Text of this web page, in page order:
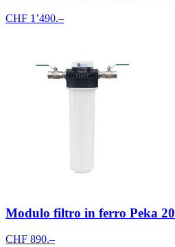
CHF 1’490.–
Modulo filtro in ferro Peka 20
CHF 890.–